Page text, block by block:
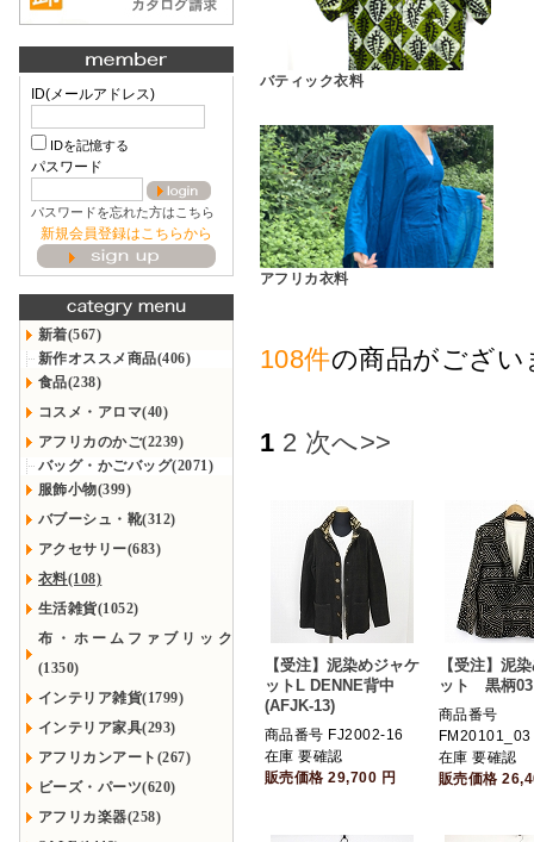
ID(メールアドレス)
IDを記憶する
パスワード
パスワードを忘れた方はこちら
新規会員登録はこちらから
新着(567)
新作オススメ商品(406)
食品(238)
コスメ・アロマ(40)
アフリカのかご(2239)
バッグ・かごバッグ(2071)
服飾小物(399)
バブーシュ・靴(312)
アクセサリー(683)
衣料(108)
生活雑貨(1052)
布・ホームファブリック
(1350)
インテリア雑貨(1799)
インテリア家具(293)
アフリカンアート(267)
ビーズ・パーツ(620)
アフリカ楽器(258)
バティック衣料
アフリカ衣料
108件の商品がござい
1 2 次へ>>
【受注】泥染めジャケ
ットL DENNE背中
(AFJK-13)
商品番号 FJ2002-16
在庫 要確認
販売価格29,700 円
【受注】泥
ット 黒柄03
商品番号
FM20101_03
在庫 要確認
販売価格